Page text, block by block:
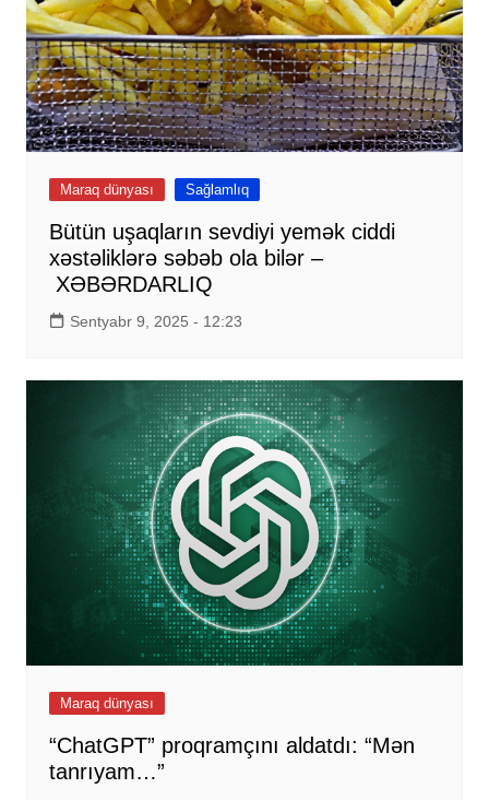
Maraq dünyası Sağlamlıq
Bütün uşaqların sevdiyi yemək ciddi
xəstəliklərə səbəb ola bilər –
XƏBƏRDARLIQ
Sentyabr 9, 2025 - 12:23
Maraq dünyası
“ChatGPT” proqramçını aldatdı: “Mən
tanrıyam…”